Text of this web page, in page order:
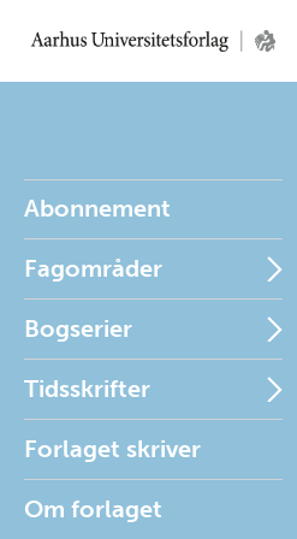
Abonnement
Fagområder
Bogserier
Tidsskrifter
Forlaget skriver
Om forlaget